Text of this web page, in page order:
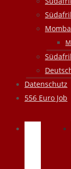
Datenschutz
556 Euro Job